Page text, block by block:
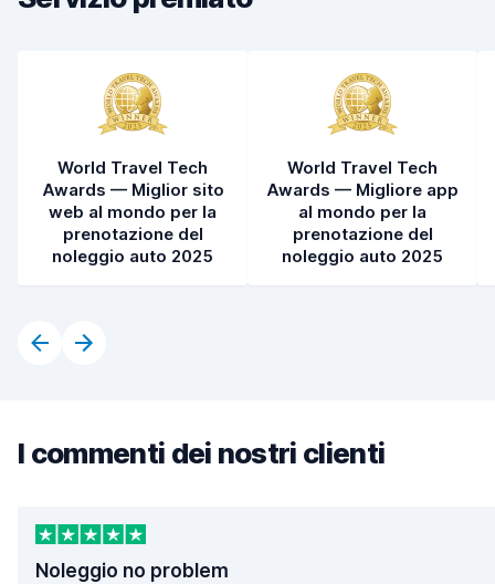
World Travel Tech
Awards — Miglior sito
web al mondo per la
prenotazione del
noleggio auto 2025
World Travel Tech
Awards — Migliore app
al mondo per la
prenotazione del
noleggio auto 2025
I commenti dei nostri clienti
Noleggio no problem